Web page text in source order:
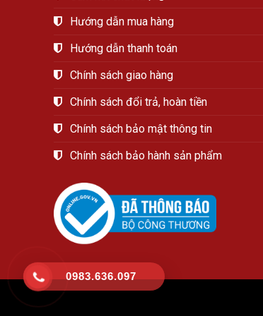
Hướng dẫn mua hàng
Hướng dẫn thanh toán
Chính sách giao hàng
Chính sách đổi trả, hoàn tiền
Chính sách bảo mật thông tin
Chính sách bảo hành sản phẩm
0983.636.097